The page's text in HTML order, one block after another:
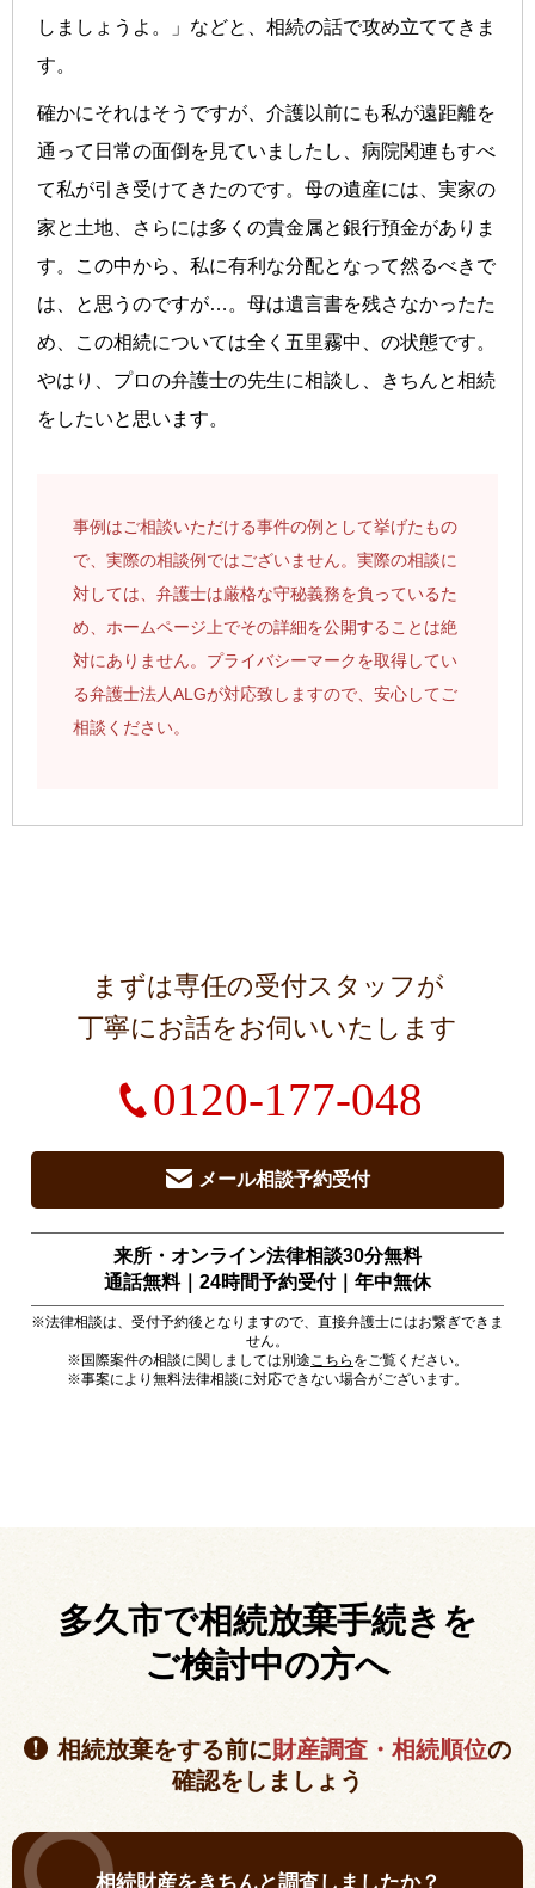
しましょうよ。」などと、相続の話で攻め立ててきま
す。
確かにそれはそうですが、介護以前にも私が遠距離を
通って日常の面倒を見ていましたし、病院関連もすべ
て私が引き受けてきたのです。母の遺産には、実家の
家と土地、さらには多くの貴金属と銀行預金がありま
す。この中から、私に有利な分配となって然るべきで
は、と思うのですが…。母は遺言書を残さなかったた
め、この相続については全く五里霧中、の状態です。
やはり、プロの弁護士の先生に相談し、きちんと相続
をしたいと思います。
事例はご相談いただける事件の例として挙げたもの
で、実際の相談例ではございません。実際の相談に
対しては、弁護士は厳格な守秘義務を負っているた
め、ホームページ上でその詳細を公開することは絶
対にありません。プライバシーマークを取得してい
る弁護士法人ALGが対応致しますので、安心してご
相談ください。
まずは専任の受付スタッフが
丁寧にお話をお伺いいたします
0120-177-048
メール相談予約受付
来所・オンライン法律相談30分無料
通話無料｜24時間予約受付｜ 年中無休
※法律相談は、受付予約後となりますので、直接弁護士にはお繋ぎできま
せん。
※国際案件の相談に関しましては別途こちら をご覧ください。
※事案により無料法律相談に対応できない場合がございます。
多久市で相続放棄手続きを
ご検討中の方へ
相続放棄をする前に財産調査・相続順位の
確認をしましょう
相続財産をきちんと調査しましたか？